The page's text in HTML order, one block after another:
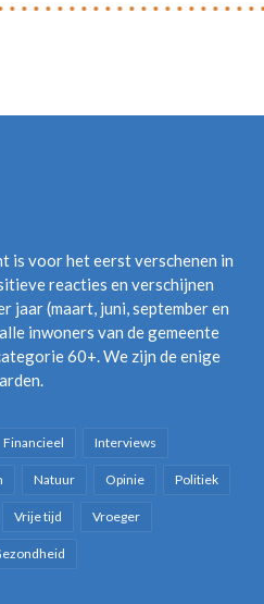
is voor het eerst verschenen in
reacties en verschijnen
jaar (maart, juni, september en
inwoners van de gemeente
60+. We zijn de enige
Financieel Interviews
Natuur Opinie Politiek
Vrije tijd Vroeger